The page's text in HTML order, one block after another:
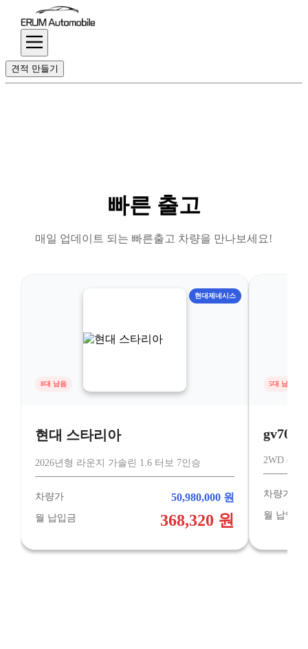
견적 만들기
빠른 출고
매일 업데이트 되는 빠른출고 차량을 만나보세요!
8대 남음
현대 스타리아
2026년형 라운지 가솔린 1.6 터보 7인승
차량가 50,980,000 원
월 납입금 368,320 원
현대제네시스
5대 남음
gv70
2WD (5인
차량가
월 납입금